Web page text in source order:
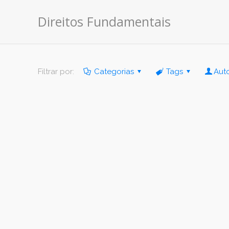
Direitos Fundamentais
Filtrar por: Categorias Tags